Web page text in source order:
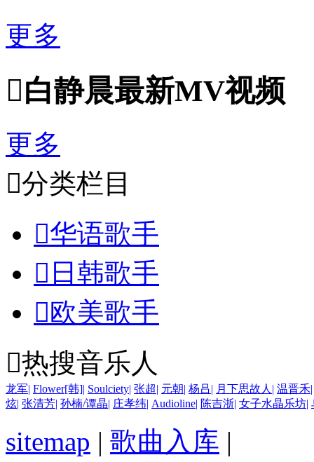
更多
白静晨最新MV视频
更多
分类栏目
华语歌手
 日韩歌手
欧美歌手
热搜音乐人
龙军| Flower[韩]| Soulciety| 张超| 元朝| 杨吕| 月下思故人 | 温晋禾|
炫| 张清芳| 孙楠/谭晶| 庄孝纬| Audioline| 陈吉浙| 女子水晶乐坊|
sitemap | 歌曲入库 |